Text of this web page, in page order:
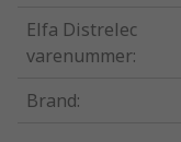
Elfa Distrelec
varenummer:
Brand: